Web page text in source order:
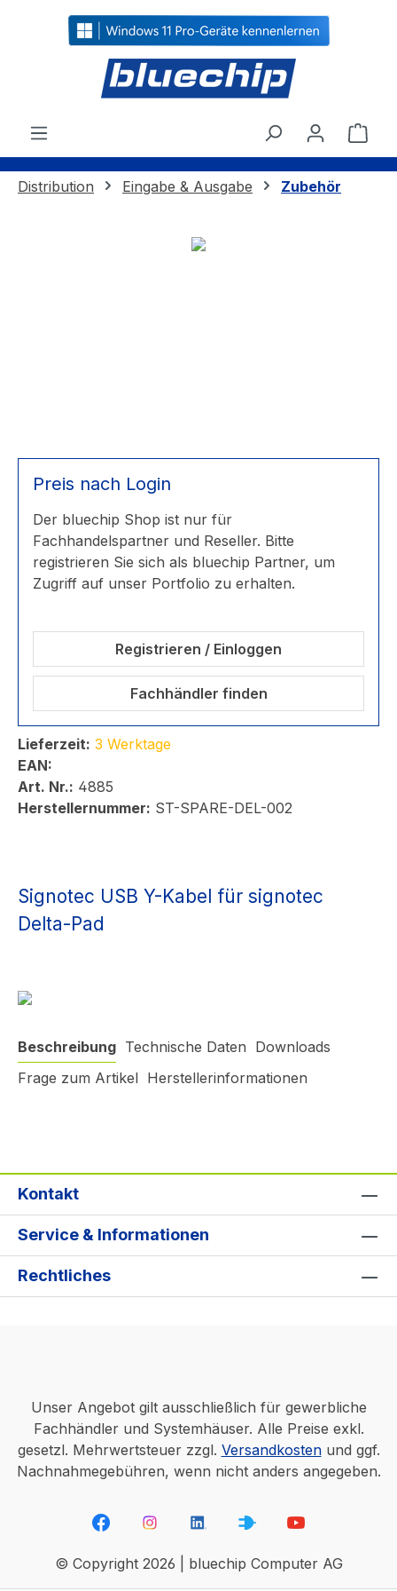
springen
Distribution Eingabe & Ausgabe Zubehör
Bildergalerie überspringen
Preis nach Login
Der bluechip Shop ist nur für
Fachhandelspartner und Reseller. Bitte
registrieren Sie sich als bluechip Partner, um
Zugriff auf unser Portfolio zu erhalten.
Registrieren / Einloggen
Fachhändler finden
Lieferzeit: 3 Werktage
EAN:
Art. Nr.: 4885
Herstellernummer: ST-SPARE-DEL-002
Signotec USB Y-Kabel für signotec
Delta-Pad
Beschreibung Technische Daten Downloads
Frage zum Artikel Herstellerinformationen
Kontakt
Service & Informationen
Rechtliches
Unser Angebot gilt ausschließlich für gewerbliche
Fachhändler und Systemhäuser. Alle Preise exkl.
gesetzl. Mehrwertsteuer zzgl. Versandkostenund ggf.
Nachnahmegebühren, wenn nicht anders angegeben.
© Copyright 2026 | bluechip Computer AG